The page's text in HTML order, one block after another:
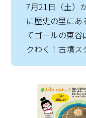
7月21日（土）
に歴史の里に
てゴールの東谷
クわく！古墳ス